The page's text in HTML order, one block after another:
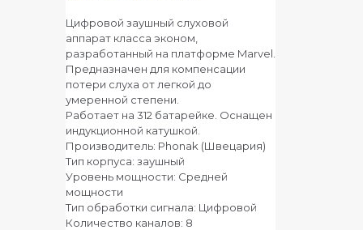
Цифровой заушный слуховой
аппарат класса эконом,
разработанный на платформе Marvel.
Предназначен для компенсации
потери слуха от легкой до
умеренной степени.
Работает на 312 батарейке. Оснащен
индукционной катушкой.
Производитель: Phonak (Швецария)
Тип корпуса: заушный
Уровень мощности: Средней
мощности
Тип обработки сигнала: Цифровой
Количество каналов: 8